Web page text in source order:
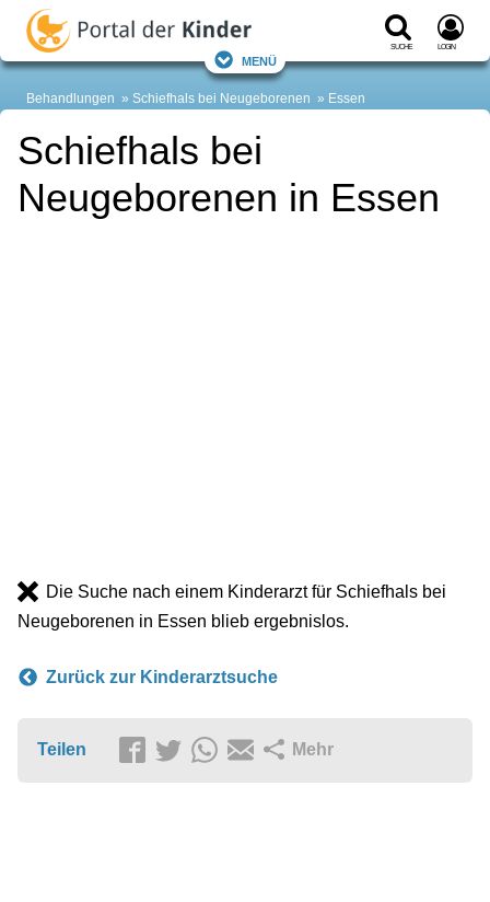
Suche Login
Menü
Behandlungen Schiefhals bei Neugeborenen Essen
Schiefhals bei
Neugeborenen in Essen
Die Suche nach einem Kinderarzt für Schiefhals bei
Neugeborenen in Essen blieb ergebnislos.
Zurück zur Kinderarztsuche
Teilen Mehr